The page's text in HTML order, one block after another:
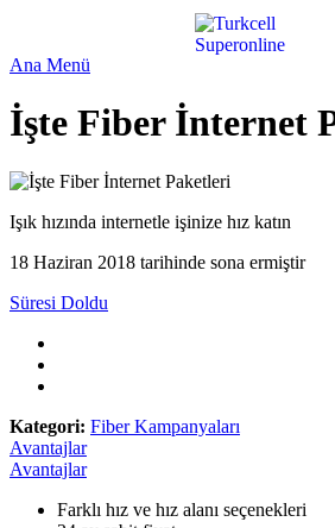
Ana Menü
İşte Fiber İnternet
Işık hızında internetle işinize hız katın
18 Haziran 2018 tarihinde sona ermiştir
Süresi Doldu
Kategori: Fiber Kampanyaları
Avantajlar
Avantajlar
​Farklı hız ve hız alanı seçenekleri